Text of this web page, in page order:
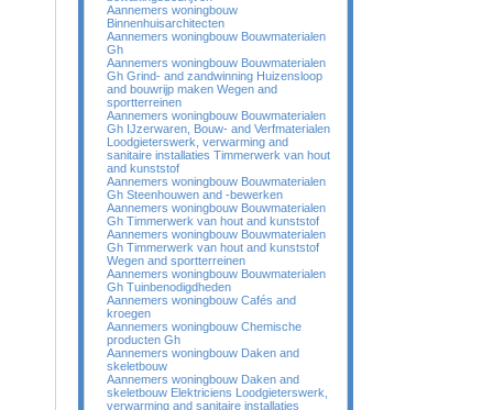
Aannemers woningbouw
Binnenhuisarchitecten
Aannemers woningbouw Bouwmaterialen
Gh
Aannemers woningbouw Bouwmaterialen
Gh Grind- and zandwinning Huizensloop
and bouwrijp maken Wegen and
sportterreinen
Aannemers woningbouw Bouwmaterialen
Gh IJzerwaren, Bouw- and Verfmaterialen
Loodgieterswerk, verwarming and
sanitaire installaties Timmerwerk van hout
and kunststof
Aannemers woningbouw Bouwmaterialen
Gh Steenhouwen and -bewerken
Aannemers woningbouw Bouwmaterialen
Gh Timmerwerk van hout and kunststof
Aannemers woningbouw Bouwmaterialen
Gh Timmerwerk van hout and kunststof
Wegen and sportterreinen
Aannemers woningbouw Bouwmaterialen
Gh Tuinbenodigdheden
Aannemers woningbouw Cafés and
kroegen
Aannemers woningbouw Chemische
producten Gh
Aannemers woningbouw Daken and
skeletbouw
Aannemers woningbouw Daken and
skeletbouw Elektriciens Loodgieterswerk,
verwarming and sanitaire installaties